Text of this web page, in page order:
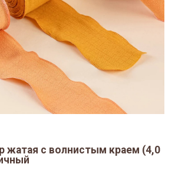
жатая с волнистым краем (4,0